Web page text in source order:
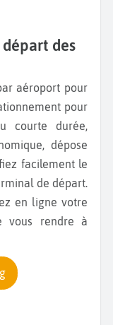
des
pour
courte durée,
dépose
facilement le
de départ.
en ligne votre
vous rendre à